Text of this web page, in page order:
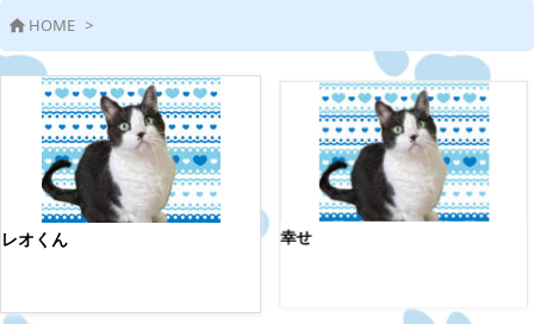
 HOME >
レオくん 幸せ